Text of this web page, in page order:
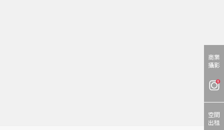
商業
攝影
空間
出租